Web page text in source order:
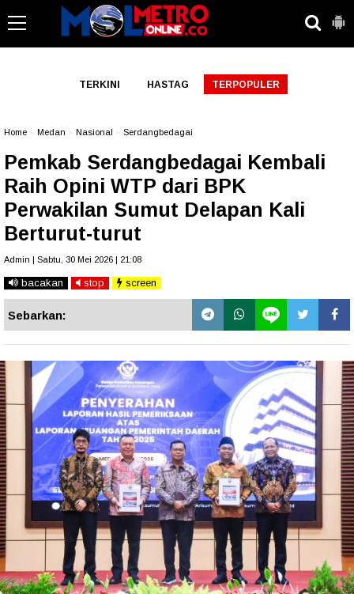
TERKINI HASTAG TERPOPULER
Home Medan Nasional Serdangbedagai
Pemkab Serdangbedagai Kembali
Raih Opini WTP dari BPK
Perwakilan Sumut Delapan Kali
Berturut-turut
Admin | Sabtu, 30 Mei 2026 | 21:08
bacakan stop screen
Sebarkan: